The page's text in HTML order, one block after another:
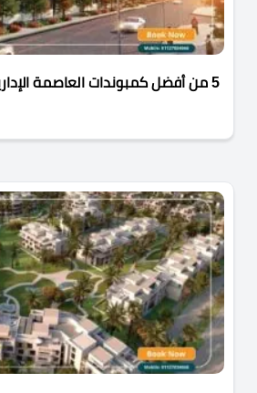
5 من أفضل كمبوندات العاصمة الإدارية 2025